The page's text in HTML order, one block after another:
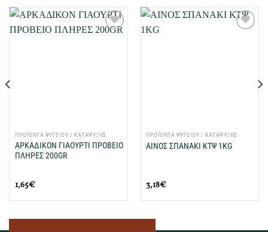
ΠΡΟΪΟΝΤΑ ΨΥΓΕΙΟΥ / ΚΑΤΑΨΥΞΗΣ
ΑΡΚΑΔΙΚΟΝ ΓΙΑΟΥΡΤΙ ΠΡΟΒΕΙΟ
ΠΛΗΡΕΣ 200GR
1,65€
ΠΡΟΪΟΝΤΑ ΨΥΓΕΙΟΥ / ΚΑΤΑΨΥΞΗΣ
ΑΙΝΟΣ ΣΠΑΝΑΚΙ ΚΤΨ 1KG
3,18€